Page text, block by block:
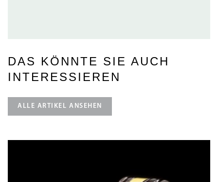
DAS KÖNNTE SIE AUCH
INTERESSIEREN
ALLE ARTIKEL ANSEHEN